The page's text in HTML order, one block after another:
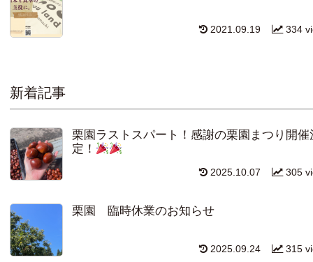
334
2021.09.19
新着記事
栗園ラストスパート！感謝の栗園まつり開催
定！
305
2025.10.07
栗園 臨時休業のお知らせ
315
2025.09.24